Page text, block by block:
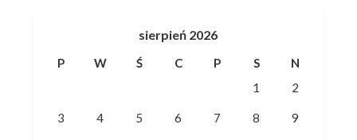
sierpień 2026
P W Ś C P S
N
1
2
3 4 5 6 7 8 9